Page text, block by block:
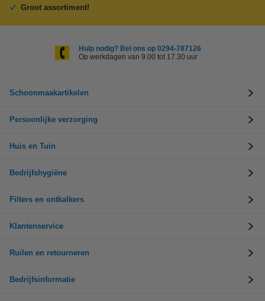
Groot assortiment!
Hulp nodig? Bel ons op 0294-787126
Op werkdagen van 9.00 tot 17.30 uur
Schoonmaakartikelen
Persoonlijke verzorging
Huis en Tuin
Bedrijfshygiëne
Filters en ontkalkers
Klantenservice
Ruilen en retourneren
Bedrijfsinformatie